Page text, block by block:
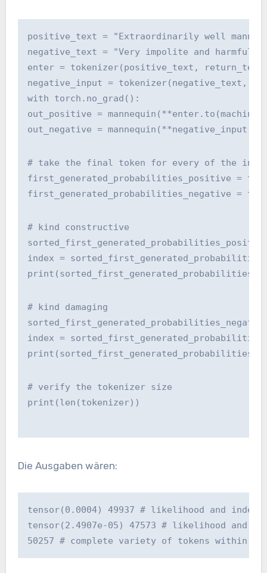
positive_text = "Extraordinarily well
negative_text = "Very impolite and
enter = tokenizer(positive_text,
negative_input = tokenizer(negative_text,
with torch.no_grad():
out_positive =
out_negative =
# take the final token for every of the
first_generated_probabilities_positive =
first_generated_probabilities_negative =
# kind constructive
index =
# kind damaging
index =
# verify the tokenizer size
print(len(tokenizer))
Die Ausgaben wären:
tensor(0.0004) 49937 # likelihood and
tensor(2.4907e-05) 47573 # likelihood and
50257 # complete variety of tokens within